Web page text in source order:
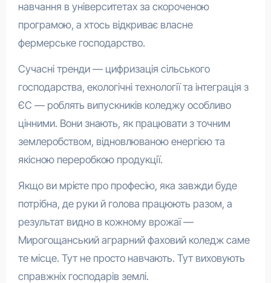
навчання в університетах за скороченою
програмою, а хтось відкриває власне
фермерське господарство.
Сучасні тренди — цифризація сільського
господарства, екологічні технології та інтеграція з
ЄС — роблять випускників коледжу особливо
цінними. Вони знають, як працювати з точним
землеробством, відновлюваною енергією та
якісною переробкою продукції.
Якщо ви мрієте про професію, яка завжди буде
потрібна, де руки й голова працюють разом, а
результат видно в кожному врожаї —
Мирогощанський аграрний фаховий коледж саме
те місце. Тут не просто навчають. Тут виховують
справжніх господарів землі.